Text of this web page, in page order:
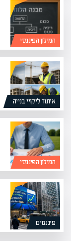
המילון הפיננסי
איתור ליקויי בנייה
המילון הפיננסי
פיננסים